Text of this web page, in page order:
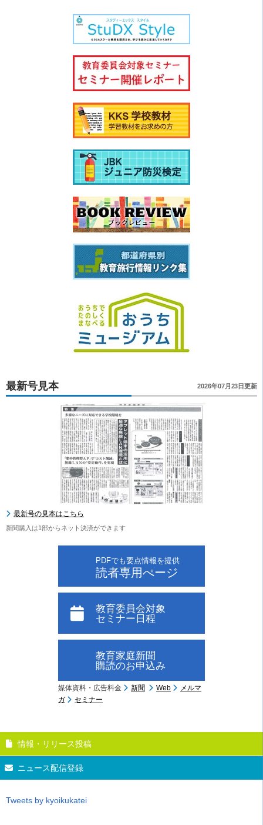
最新号見本 2026年07月23日更新
最新号の見本はこちら
新聞購入は1部からネット決済ができます
PDFでも要点情報を提供
読者専用ぺージ
教育委員会対象
セミナー日程
教育家庭新聞
購読のお申込み
媒体資料・広告料金 新聞 Web
メルマ
ガ
セミナー
情報・リリース投稿
ニュース配信登録
Tweets by kyoikukatei